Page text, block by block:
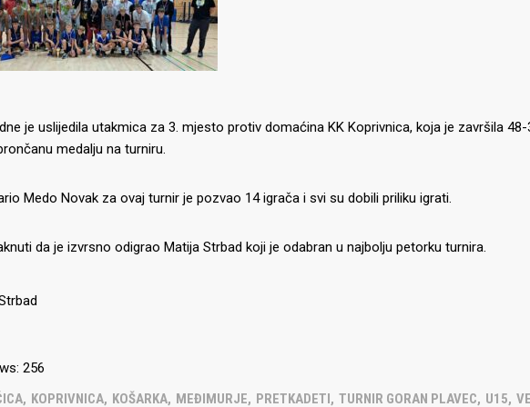
je uslijedila utakmica za 3. mjesto protiv domaćina KK Koprivnica, koja je završila
medalju na turniru.
Medo Novak za ovaj turnir je pozvao 14 igrača i svi su dobili priliku igrati.
da je izvrsno odigrao Matija Strbad koji je odabran u najbolju petorku turnira.
256
, KOPRIVNICA, KOŠARKA, MEĐIMURJE, PRETKADETI, TURNIR GORAN PLAVEC, U15,
OBJAVE
Krbulju
Seniori
Kadeti U17